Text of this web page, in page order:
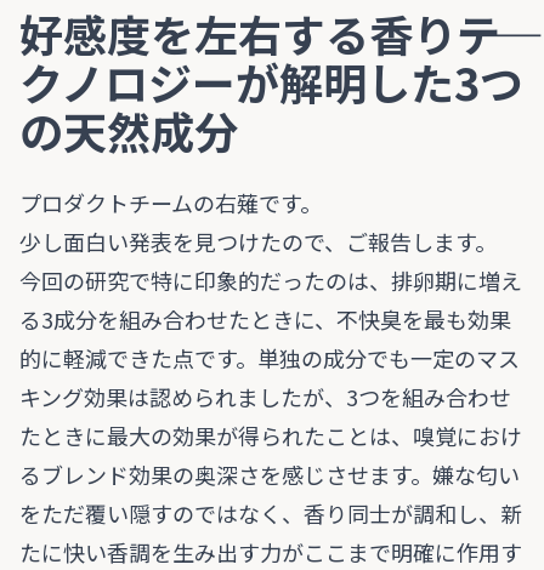
好感度を左右する香り――テ
クノロジーが解明した3つ
の天然成分
プロダクトチームの右薙です。
少し面白い発表を見つけたので、ご報告します。
今回の研究で特に印象的だったのは、排卵期に増え
る3成分を組み合わせたときに、不快臭を最も効果
的に軽減できた点です。単独の成分でも一定のマス
キング効果は認められましたが、3つを組み合わせ
たときに最大の効果が得られたことは、嗅覚におけ
るブレンド効果の奥深さを感じさせます。嫌な匂い
をただ覆い隠すのではなく、香り同士が調和し、新
たに快い香調を生み出す力がここまで明確に作用す